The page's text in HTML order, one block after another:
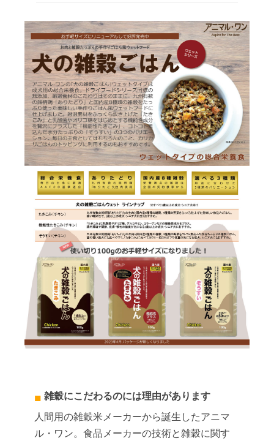
雑穀にこだわるのには理由があります
人間用の雑穀米メーカーから誕生したアニマ
ル・ワン。食品メーカーの技術と雑穀に関す